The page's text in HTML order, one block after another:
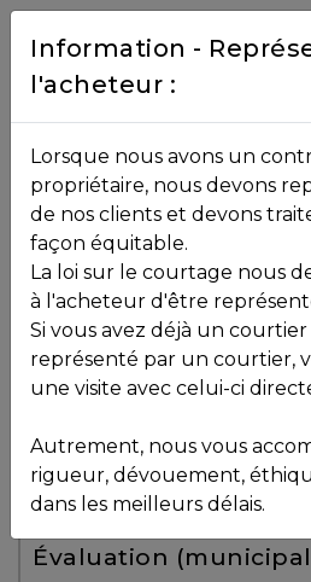
Contact
NOS
PROPRIÉTÉS
VOS
COURTIERS
Équipe
Partenaires
Témoignages
Toutes les propriétés
Vendu
, , ,
J2W 1L6
Voir plus de
Évaluation
Information -
l'acheteur :
Lorsque nous avons un
propriétaire, nous devons
de nos clients et devons
façon équitable.
La loi sur le courtage nous
à l'acheteur d'être
Si vous avez déjà un
représenté par un courtier,
une visite avec celui-ci
Autrement, nous vous
rigueur, dévouement,
dans les meilleurs délais.